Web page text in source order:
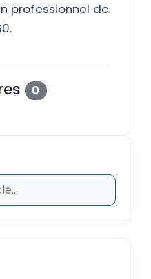
professionnel de
0